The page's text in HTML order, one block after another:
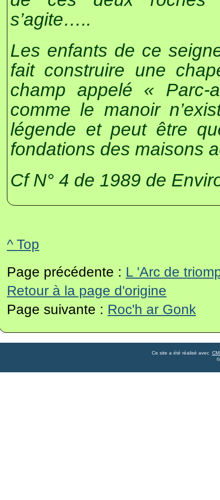
s’agite…..
Les enfants de ce
fait construire une
champ appelé « Parc-
comme le manoir
légende et peut être
fondations des maisons
Cf N° 4 de 1989 de
^ Top
Page précédente : L 'Arc de
Retour à la page d'origine
Page suivante : Roc'h ar Gonk
Ce site a été réalisé avec